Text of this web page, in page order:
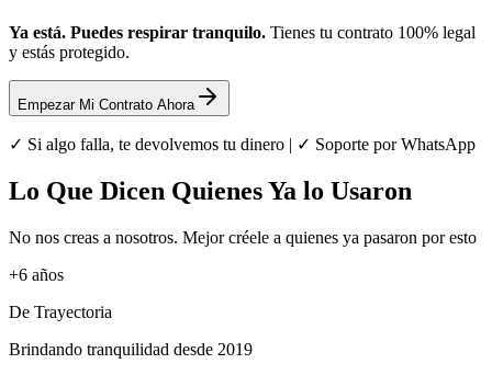
Ya está. Puedes respirar tranquilo. Tienes tu contrato 100% legal
y estás protegido.
Empezar Mi Contrato Ahora
✓ Si algo falla, te devolvemos tu dinero | ✓ Soporte por WhatsApp
Lo Que Dicen Quienes Ya lo Usaron
No nos creas a nosotros. Mejor créele a quienes ya pasaron por esto
+6 años
De Trayectoria
Brindando tranquilidad desde 2019